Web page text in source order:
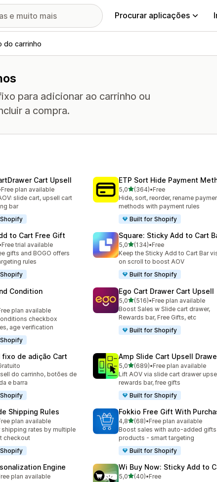
Procurar aplicações
do carrinho
para adicionar ao carrinho ou
a compra.
Cart Upsell
avaliações
Free plan available
slide cart, upsell cart
bar
ETP Sort Hide Payment
5,0de 5 estrelas
(364)
364 total de avaliações
•Free
Hide, sort, reorder, rename
methods with payment rules
Built for Shopify
to Cart Free Gift
avaliações
Free trial available
gifts and BOGO offers
rules
Square: Sticky Add to Cart
5,0de 5 estrelas
(134)
134 total de avaliações
•Free
Keep the Sticky Add to Cart Bar
on scroll to boost AOV
Built for Shopify
Condition
plan available
checkbox
age verification
Ego Cart Drawer Cart Upsell
5,0de 5 estrelas
(516)
516 total de avaliações
•Free plan available
Boost Sales w Slide cart drawer,
Rewards bar, Free Gifts, etc
Built for Shopify
fixo de adição Cart
do carrinho, botões de
e barra
Amp Slide Cart Upsell
5,0de 5 estrelas
(689)
689 total de avaliações
•Free plan available
Lift AOV via slide cart drawer
rewards bar, free gifts
Built for Shopify
Shipping Rules
plan available
rates by multiple
checkout
Fokkio Free Gift With
4,8de 5 estrelas
(68)
68 total de avaliações
•Free plan available
Boost sales with auto-added gifts
products - smart targeting
Built for Shopify
Engine
plan available
Wi Buy Now: Sticky Add to
5,0de 5 estrelas
(40)
40 total de avaliações
•Free